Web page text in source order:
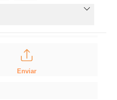
Enviar